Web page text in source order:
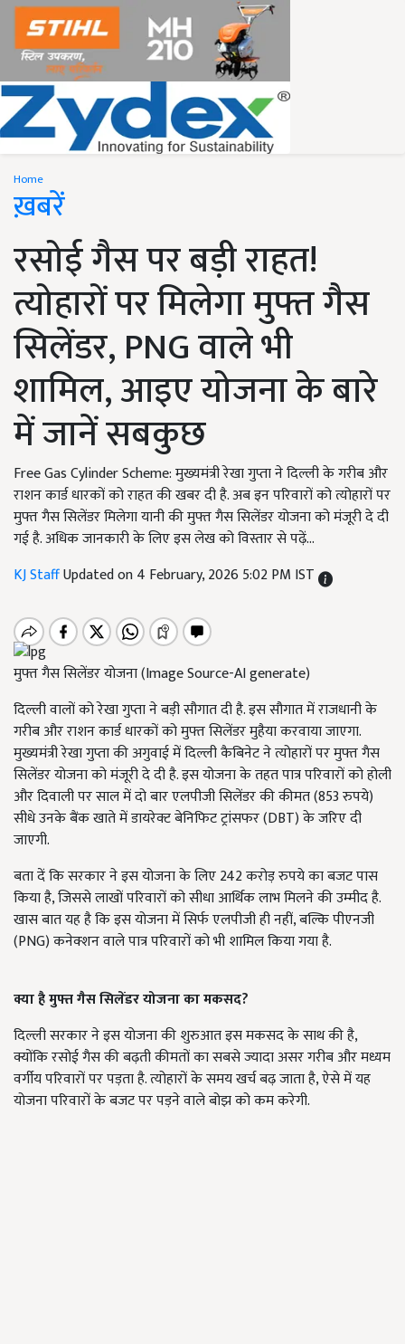
Home
ख़बरें
रसोई गैस पर बड़ी राहत!
त्योहारों पर मिलेगा मुफ्त गैस
सिलेंडर, PNG वाले भी
शामिल, आइए योजना के बारे
में जानें सबकुछ
Free Gas Cylinder Scheme: मुख्यमंत्री रेखा गुप्ता ने दिल्ली के गरीब और
राशन कार्ड धारकों को राहत की खबर दी है. अब इन परिवारों को त्योहारों पर
मुफ्त गैस सिलेंडर मिलेगा यानी की मुफ्त गैस सिलेंडर योजना को मंजूरी दे दी
गई है. अधिक जानकारी के लिए इस लेख को विस्तार से पढ़ें...
KJ StaffUpdated on 4 February, 2026 5:02 PM IST
मुफ्त गैस सिलेंडर योजना (Image Source-AI generate)
दिल्ली वालों को रेखा गुप्ता ने बड़ी सौगात दी है. इस सौगात में राजधानी के
गरीब और राशन कार्ड धारकों को मुफ्त सिलेंडर मुहैया करवाया जाएगा.
मुख्यमंत्री रेखा गुप्ता की अगुवाई में दिल्ली कैबिनेट ने त्योहारों पर मुफ्त गैस
सिलेंडर योजना को मंजूरी दे दी है. इस योजना के तहत पात्र परिवारों को होली
और दिवाली पर साल में दो बार एलपीजी सिलेंडर की कीमत (853 रुपये)
सीधे उनके बैंक खाते में डायरेक्ट बेनिफिट ट्रांसफर (DBT) के जरिए दी
जाएगी.
बता दें कि सरकार ने इस योजना के लिए 242 करोड़ रुपये का बजट पास
किया है, जिससे लाखों परिवारों को सीधा आर्थिक लाभ मिलने की उम्मीद है.
खास बात यह है कि इस योजना में सिर्फ एलपीजी ही नहीं, बल्कि पीएनजी
(PNG) कनेक्शन वाले पात्र परिवारों को भी शामिल किया गया है.
क्या है मुफ्त गैस सिलेंडर योजना का मकसद?
दिल्ली सरकार ने इस योजना की शुरुआत इस मकसद के साथ की है,
क्योंकि रसोई गैस की बढ़ती कीमतों का सबसे ज्यादा असर गरीब और मध्यम
वर्गीय परिवारों पर पड़ता है. त्योहारों के समय खर्च बढ़ जाता है, ऐसे में यह
योजना परिवारों के बजट पर पड़ने वाले बोझ को कम करेगी.